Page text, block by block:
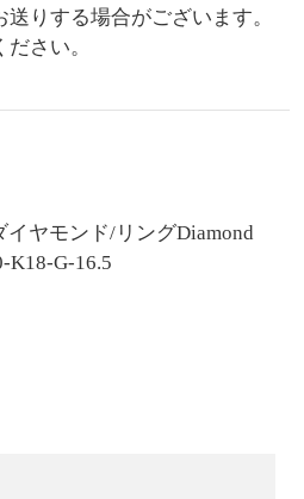
りする場合がございます。
さい。
イヤモンド/リングDiamond
K18-G-16.5